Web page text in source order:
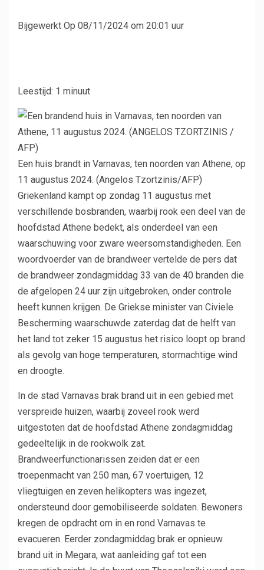
Bijgewerkt Op 08/11/2024 om 20:01 uur
Leestijd: 1 minuut
Een huis brandt in Varnavas, ten noorden van Athene, op
11 augustus 2024. (Angelos Tzortzinis/AFP)
Griekenland kampt op zondag 11 augustus met
verschillende bosbranden, waarbij rook een deel van de
hoofdstad Athene bedekt, als onderdeel van een
waarschuwing voor zware weersomstandigheden. Een
woordvoerder van de brandweer vertelde de pers dat
de brandweer zondagmiddag 33 van de 40 branden die
de afgelopen 24 uur zijn uitgebroken, onder controle
heeft kunnen krijgen. De Griekse minister van Civiele
Bescherming waarschuwde zaterdag dat de helft van
het land tot zeker 15 augustus het risico loopt op brand
als gevolg van hoge temperaturen, stormachtige wind
en droogte.
In de stad Varnavas brak brand uit in een gebied met
verspreide huizen, waarbij zoveel rook werd
uitgestoten dat de hoofdstad Athene zondagmiddag
gedeeltelijk in de rookwolk zat.
Brandweerfunctionarissen zeiden dat er een
troepenmacht van 250 man, 67 voertuigen, 12
vliegtuigen en zeven helikopters was ingezet,
ondersteund door gemobiliseerde soldaten. Bewoners
kregen de opdracht om in en rond Varnavas te
evacueren. Eerder zondagmiddag brak er opnieuw
brand uit in Megara, wat aanleiding gaf tot een